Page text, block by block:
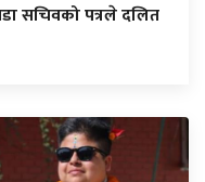
सचिवको पत्रले दलित